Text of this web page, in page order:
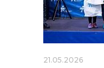
21.05.2026